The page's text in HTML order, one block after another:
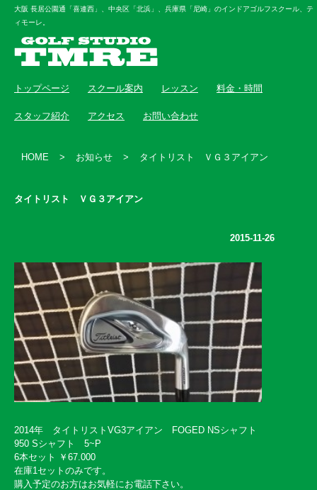
大阪 長居公園通「喜連西」、中央区「北浜」、兵庫県「尼崎」のインドアゴルフスクール、テ
ィモーレ。
トップページ スクール案内 レッスン 料金・時間
スタッフ紹介 アクセス お問い合わせ
HOME > お知らせ > タイトリスト ＶＧ３アイアン
タイトリスト ＶＧ３アイアン
2015-11-26
2014年 タイトリストVG3アイアン FOGED NSシャフト
950 Sシャフト 5~P
6本セット ￥67.000
在庫1セットのみです。
購入予定のお方はお気軽にお電話下さい。